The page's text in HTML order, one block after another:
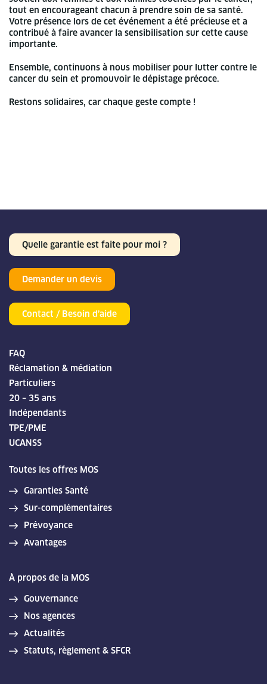
tout en encourageant chacun à prendre soin de sa santé.
Votre présence lors de cet événement a été précieuse et a
contribué à faire avancer la sensibilisation sur cette cause
importante.
Ensemble, continuons à nous mobiliser pour lutter contre le
cancer du sein et promouvoir le dépistage précoce.
Restons solidaires, car chaque geste compte !
Quelle garantie est faite pour moi ?
Demander un devis
Contact / Besoin d’aide
FAQ
Réclamation & médiation
Particuliers
20 – 35 ans
Indépendants
TPE/PME
UCANSS
Toutes les offres MOS
Garanties Santé
Sur-complémentaires
Prévoyance
Avantages
À propos de la MOS
Gouvernance
Nos agences
Actualités
Statuts, règlement & SFCR